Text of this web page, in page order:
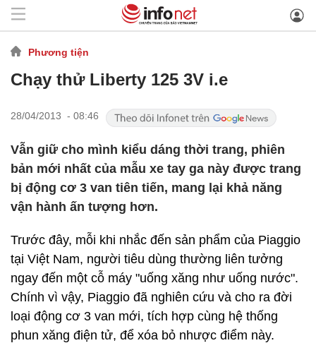
Phương tiện
Chạy thử Liberty 125 3V i.e
28/04/2013 - 08:46
Vẫn giữ cho mình kiểu dáng thời trang, phiên
bản mới nhất của mẫu xe tay ga này được trang
bị động cơ 3 van tiên tiến, mang lại khả năng
vận hành ấn tượng hơn.
Trước đây, mỗi khi nhắc đến sản phẩm của Piaggio
tại Việt Nam, người tiêu dùng thường liên tưởng
ngay đến một cỗ máy "uống xăng như uống nước".
Chính vì vậy, Piaggio đã nghiên cứu và cho ra đời
loại động cơ 3 van mới, tích hợp cùng hệ thống
phun xăng điện tử, để xóa bỏ nhược điểm này.